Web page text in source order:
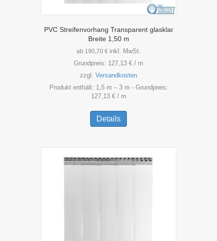
PVC Streifenvorhang Transparent glasklar
Breite 1,50 m
ab 190,70 € inkl. MwSt.
Grundpreis: 127,13 € / m
zzgl. Versandkosten
Produkt enthält: 1,5 m – 3 m - Grundpreis:
127,13 €/ m
Details
weist
Varianten
auf.
Die